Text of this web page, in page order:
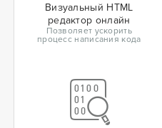
Визуальный HTML
редактор онлайн
Позволяет ускорить
процесс написания кода